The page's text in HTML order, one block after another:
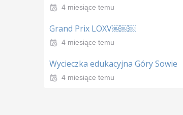
4 miesiące temu
Grand Prix LOXV￼￼￼
4 miesiące temu
Wycieczka edukacyjna Góry Sowie
4 miesiące temu